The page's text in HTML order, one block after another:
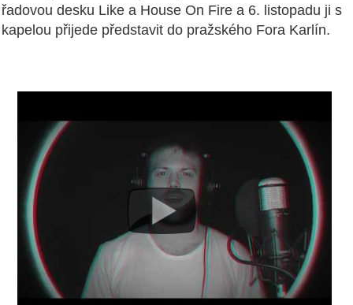
řadovou desku Like a House On Fire a 6. listopadu ji s
kapelou přijede představit do pražského Fora Karlín.